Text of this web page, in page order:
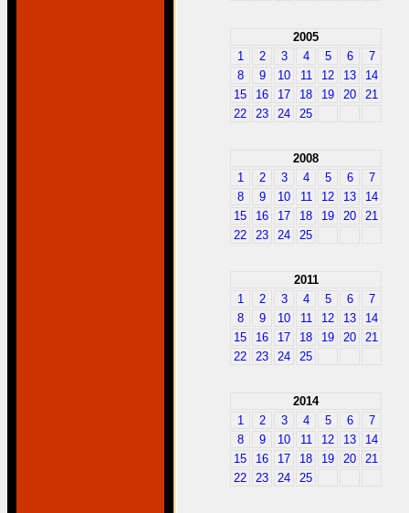
2005
1
2 3 4 5 6
7
8
9 10 11 12 13
14
15
16 17 18 19 20
21
22
23 24 25
2008
1
2 3 4 5 6
7
8
9 10 11 12 13
14
15
16 17 18 19 20
21
22
23 24 25
2011
1
2 3 4 5 6
7
8
9 10 11 12 13
14
15
16 17 18 19 20
21
22
23 24 25
2014
1
2 3 4 5 6
7
8
9 10 11 12 13
14
15
16 17 18 19 20
21
22
23 24 25